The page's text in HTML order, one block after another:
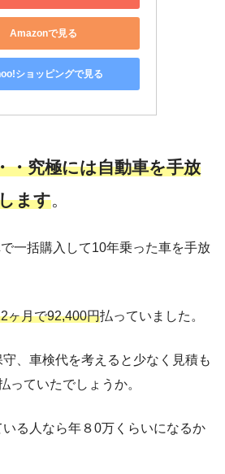
Amazonで見る
ショッピングで見る
・究極には自動車を手放
ます。
一括購入して10年乗った車を手放
ヶ月で92,400円払っていました。
、車検代を考えると少なく見積も
っていたでしょうか。
る人なら年８0万くらいになるか